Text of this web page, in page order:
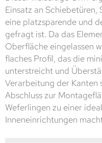
Einsatz an Schiebetüren,
eine platzsparende und
gefragt ist. Da das
Oberfläche eingelassen
flaches Profil, das die
unterstreicht und
Verarbeitung der Kanten
Abschluss zur
Weferlingen zu einer
Inneneinrichtungen